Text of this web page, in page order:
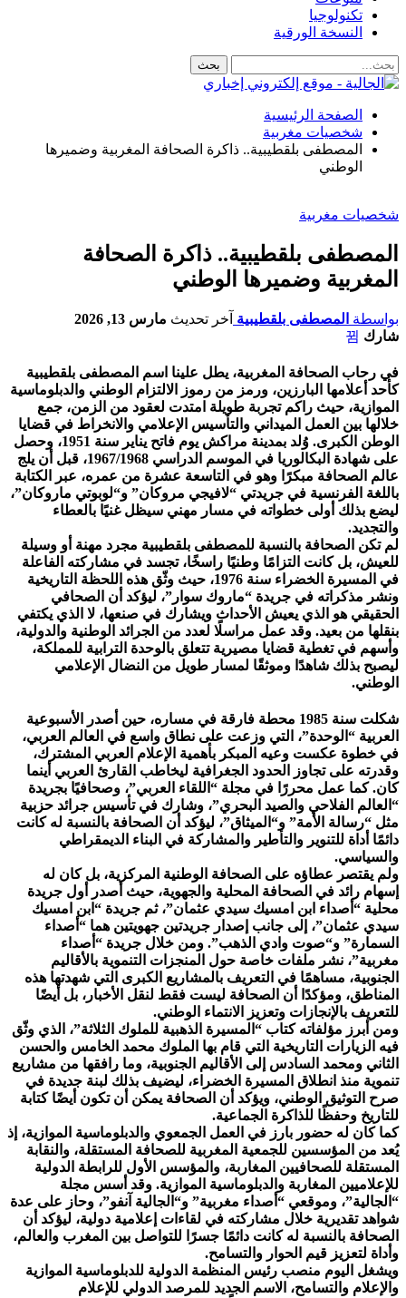
تكنولوجيا
النسخة الورقية
الصفحة الرئيسية
شخصيات مغربية
المصطفى بلقطيبية.. ذاكرة الصحافة المغربية وضميرها
الوطني
شخصيات مغربية
المصطفى بلقطيبية.. ذاكرة الصحافة
المغربية وضميرها الوطني
بواسطة المصطفى بلقطيبية آخر تحديث مارس 13, 2026
شارك
في رحاب الصحافة المغربية، يطل علينا اسم المصطفى بلقطيبية
كأحد أعلامها البارزين، ورمز من رموز الالتزام الوطني والدبلوماسية
الموازية، حيث راكم تجربة طويلة امتدت لعقود من الزمن، جمع
خلالها بين العمل الميداني والتأسيس الإعلامي والانخراط في قضايا
الوطن الكبرى. وُلد بمدينة مراكش يوم فاتح يناير سنة 1951، وحصل
على شهادة البكالوريا في الموسم الدراسي 1967/1968، قبل أن يلج
عالم الصحافة مبكرًا وهو في التاسعة عشرة من عمره، عبر الكتابة
باللغة الفرنسية في جريدتي “لافيجي مروكان” و“لوبوتي ماروكان”،
ليضع بذلك أولى خطواته في مسار مهني سيظل غنيًا بالعطاء
والتجديد.
لم تكن الصحافة بالنسبة للمصطفى بلقطيبية مجرد مهنة أو وسيلة
للعيش، بل كانت التزامًا وطنيًا راسخًا، تجسد في مشاركته الفاعلة
في المسيرة الخضراء سنة 1976، حيث وثّق هذه اللحظة التاريخية
ونشر مذكراته في جريدة “ماروك سوار”، ليؤكد أن الصحافي
الحقيقي هو الذي يعيش الأحداث ويشارك في صنعها، لا الذي يكتفي
بنقلها من بعيد. وقد عمل مراسلًا لعدد من الجرائد الوطنية والدولية،
وأسهم في تغطية قضايا مصيرية تتعلق بالوحدة الترابية للمملكة،
ليصبح بذلك شاهدًا وموثقًا لمسار طويل من النضال الإعلامي
الوطني.
شكلت سنة 1985 محطة فارقة في مساره، حين أصدر الأسبوعية
العربية “الوحدة”، التي وزعت على نطاق واسع في العالم العربي،
في خطوة عكست وعيه المبكر بأهمية الإعلام العربي المشترك،
وقدرته على تجاوز الحدود الجغرافية ليخاطب القارئ العربي أينما
كان. كما عمل محررًا في مجلة “اللقاء العربي”، وصحافيًا بجريدة
“العالم الفلاحي والصيد البحري”، وشارك في تأسيس جرائد حزبية
مثل “رسالة الأمة” و“الميثاق”، ليؤكد أن الصحافة بالنسبة له كانت
دائمًا أداة للتنوير والتأطير والمشاركة في البناء الديمقراطي
والسياسي.
ولم يقتصر عطاؤه على الصحافة الوطنية المركزية، بل كان له
إسهام رائد في الصحافة المحلية والجهوية، حيث أصدر أول جريدة
محلية “أصداء ابن امسيك سيدي عثمان”، ثم جريدة “ابن امسيك
سيدي عثمان”، إلى جانب إصدار جريدتين جهويتين هما “أصداء
السمارة” و“صوت وادي الذهب”. ومن خلال جريدة “أصداء
مغربية”، نشر ملفات خاصة حول المنجزات التنموية بالأقاليم
الجنوبية، مساهمًا في التعريف بالمشاريع الكبرى التي شهدتها هذه
المناطق، ومؤكدًا أن الصحافة ليست فقط لنقل الأخبار، بل أيضًا
للتعريف بالإنجازات وتعزيز الانتماء الوطني.
ومن أبرز مؤلفاته كتاب “المسيرة الذهبية للملوك الثلاثة”، الذي وثّق
فيه الزيارات التاريخية التي قام بها الملوك محمد الخامس والحسن
الثاني ومحمد السادس إلى الأقاليم الجنوبية، وما رافقها من مشاريع
تنموية منذ انطلاق المسيرة الخضراء، ليضيف بذلك لبنة جديدة في
صرح التوثيق الوطني، ويؤكد أن الصحافة يمكن أن تكون أيضًا كتابة
للتاريخ وحفظًا للذاكرة الجماعية.
كما كان له حضور بارز في العمل الجمعوي والدبلوماسية الموازية، إذ
يُعد من المؤسسين للجمعية المغربية للصحافة المستقلة، والنقابة
المستقلة للصحافيين المغاربة، والمؤسس الأول للرابطة الدولية
للإعلاميين المغاربة والدبلوماسية الموازية. وقد أسس مجلة
“الجالية”، وموقعي “أصداء مغربية” و“الجالية آنفو”، وحاز على عدة
شواهد تقديرية خلال مشاركته في لقاءات إعلامية دولية، ليؤكد أن
الصحافة بالنسبة له كانت دائمًا جسرًا للتواصل بين المغرب والعالم،
وأداة لتعزيز قيم الحوار والتسامح.
ويشغل اليوم منصب رئيس المنظمة الدولية للدبلوماسية الموازية
والإعلام والتسامح، الاسم الجديد للمرصد الدولي للإعلام